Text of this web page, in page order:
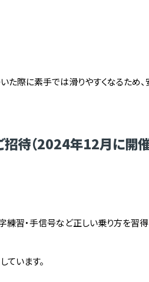
た際に素手では滑りやすくなるため
待（2024年12月に開催
練習・手信号など正しい乗り方を習得
ています。